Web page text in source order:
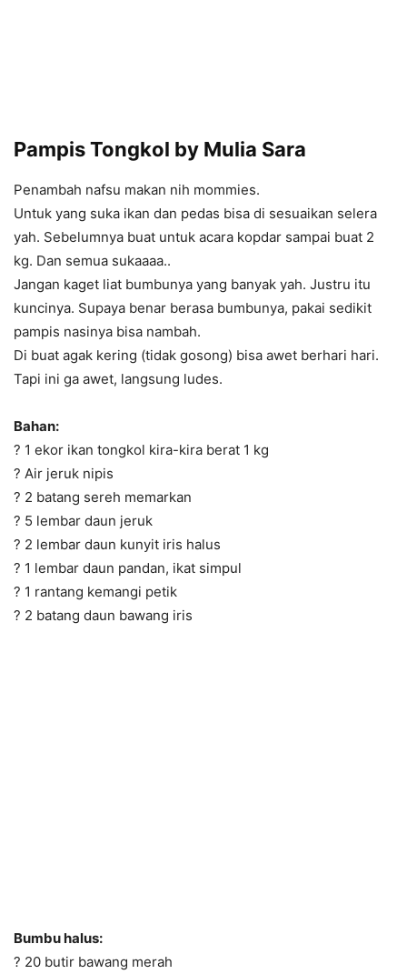
Pampis Tongkol by Mulia Sara
Penambah nafsu makan nih mommies.
Untuk yang suka ikan dan pedas bisa di sesuaikan selera
yah. Sebelumnya buat untuk acara kopdar sampai buat 2
kg. Dan semua sukaaaa..
Jangan kaget liat bumbunya yang banyak yah. Justru itu
kuncinya. Supaya benar berasa bumbunya, pakai sedikit
pampis nasinya bisa nambah.
Di buat agak kering (tidak gosong) bisa awet berhari hari.
Tapi ini ga awet, langsung ludes.
Bahan:
? 1 ekor ikan tongkol kira-kira berat 1 kg
? Air jeruk nipis
? 2 batang sereh memarkan
? 5 lembar daun jeruk
? 2 lembar daun kunyit iris halus
? 1 lembar daun pandan, ikat simpul
? 1 rantang kemangi petik
? 2 batang daun bawang iris
Bumbu halus:
? 20 butir bawang merah